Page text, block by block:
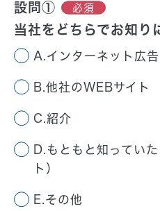
設問① 必須
当社をどちらでお知り
A.インターネット広告
B.他社のWEBサイト
C.紹介
D.もともと知ってい
ト）
E.その他